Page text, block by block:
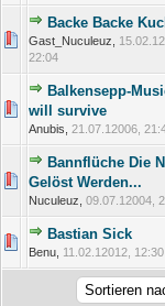
Backe Backe
Gast_Nuculeuz,
22:04
Balkensepp-
will survive
Anubis, 21.07.12006,
Bannflüche Die
Gelöst Werden...
Nuculeuz, 09.07.12004,
Bastian Sick
Benu, 11.02.12012, 12:30